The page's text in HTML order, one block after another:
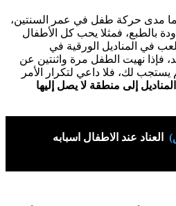
ما مدى حركة طفل في عمر السنتين،
بالطبع، فمثلا يحب كل الأطفال
3 سنوات اللعب في المناديل الورقية في
فإذا نهيت الطفل مرة واثنتين عن
لك، فلا داعي لتكرار الأمر
إلى منطقة لا يصل إليها
العناد عند الاطفال اسبابه